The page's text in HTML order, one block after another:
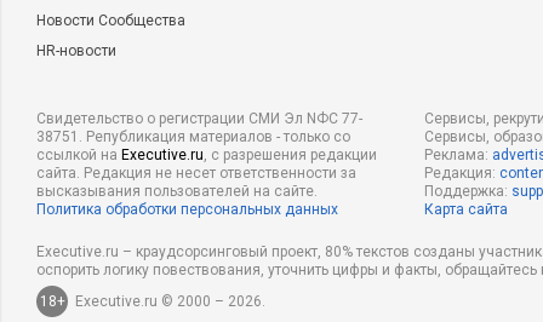
Новости Сообщества
HR-новости
Свидетельство о регистрации СМИ Эл NФС 77-
38751. Републикация материалов - только со
ссылкой на Executive.ru, с разрешения редакции
сайта. Редакция не несет ответственности за
высказывания пользователей на сайте.
Политика обработки персональных данных
Сервисы,
Сервисы,
Реклама:
Редакция:
Поддержка:
Карта сайта
Executive.ru – краудсорсинговый проект, 80% текстов созданы
оспорить логику повествования, уточнить цифры и факты,
18+
Executive.ru © 2000 – 2026.